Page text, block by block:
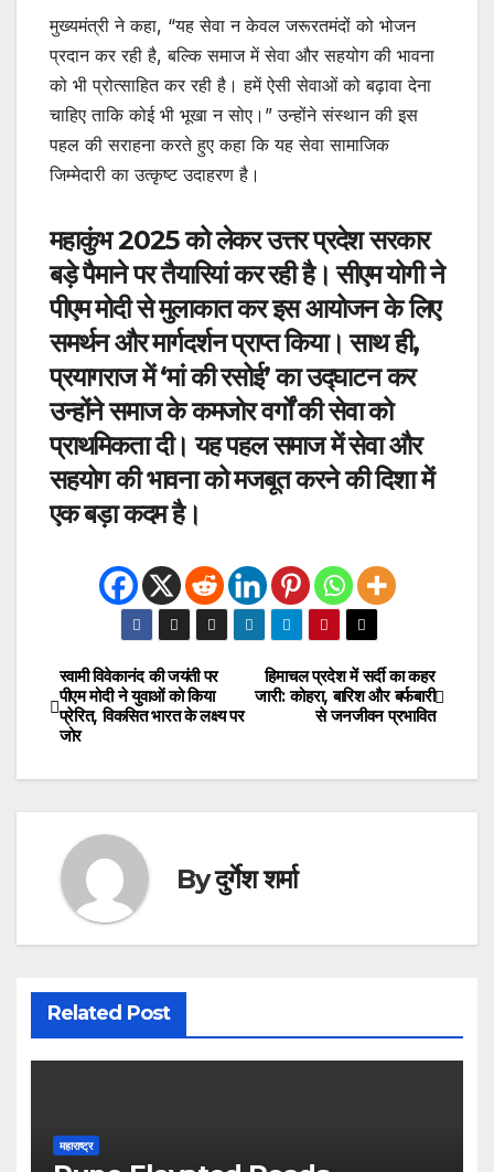
मुख्यमंत्री ने कहा, “यह सेवा न केवल जरूरतमंदों को भोजन
प्रदान कर रही है, बल्कि समाज में सेवा और सहयोग की भावना
को भी प्रोत्साहित कर रही है। हमें ऐसी सेवाओं को बढ़ावा देना
चाहिए ताकि कोई भी भूखा न सोए।” उन्होंने संस्थान की इस
पहल की सराहना करते हुए कहा कि यह सेवा सामाजिक
जिम्मेदारी का उत्कृष्ट उदाहरण है।
महाकुंभ 2025 को लेकर उत्तर प्रदेश सरकार
बड़े पैमाने पर तैयारियां कर रही है। सीएम योगी ने
पीएम मोदी से मुलाकात कर इस आयोजन के लिए
समर्थन और मार्गदर्शन प्राप्त किया। साथ ही,
प्रयागराज में ‘मां की रसोई’ का उद्घाटन कर
उन्होंने समाज के कमजोर वर्गों की सेवा को
प्राथमिकता दी। यह पहल समाज में सेवा और
सहयोग की भावना को मजबूत करने की दिशा में
एक बड़ा कदम है।
Post
navigation
हिमाचल प्रदेश में सर्दी का कहर
जारी: कोहरा, बारिश और बर्फबारी
से जनजीवन प्रभावित
स्वामी विवेकानंद की जयंती पर
पीएम मोदी ने युवाओं को किया
प्रेरित, विकसित भारत के लक्ष्य पर
जोर
Byदुर्गेश शर्मा
Related Post
महाराष्ट्र